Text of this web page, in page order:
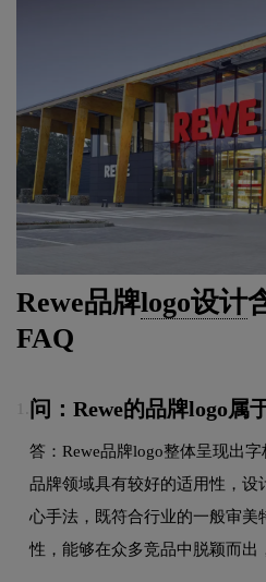
Rewe品牌logo设计
FAQ
问：Rewe的品牌logo属
答：Rewe品牌logo整体呈现出
品牌领域具有较好的适用性，
心手法，既符合行业的一般审美
性，能够在众多竞品中脱颖而出